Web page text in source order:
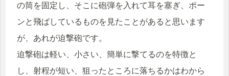
の筒を固定し、そこに砲弾を入れて耳を塞ぎ、ポー
ンと飛ばしているものを見たことがあると思います
が、あれが迫撃砲です。
迫撃砲は軽い、小さい、簡単に撃てるのを特徴と
し、射程が短い、狙ったところに落ちるかはわから